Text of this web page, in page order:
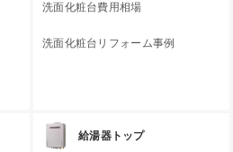
洗面化粧台費用相場
洗面化粧台リフォーム事例
給湯器トップ